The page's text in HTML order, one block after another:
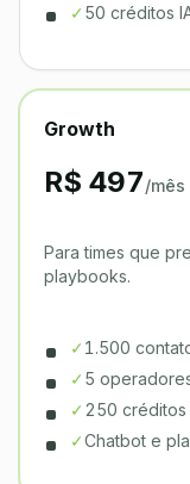
✓50 créditos
Growth
R$ 497/mês
Para times que
playbooks.
✓1.500
✓5
✓250 créditos
✓Chatbot e